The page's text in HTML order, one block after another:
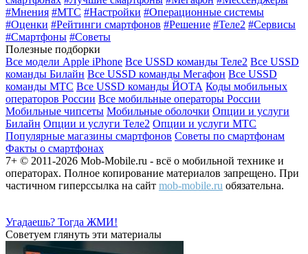
#Мнения #МТС #Настройки #Операционные системы
#Оценки #Рейтинги смартфонов #Решение #Теле2 #Сервисы
#Смартфоны #Советы
Полезные подборки
Все модели Apple iPhone Все USSD команды Теле2 Все USSD
команды Билайн Все USSD команды Мегафон Все USSD
команды МТС Все USSD команды ЙОТА Коды мобильных
операторов России Все мобильные операторы России
Мобильные чипсеты Мобильные оболочки Опции и услуги
Билайн Опции и услуги Теле2 Опции и услуги МТС
Популярные магазины смартфонов Советы по смартфонам
Факты о смартфонах
7+ © 2011-2026 Mob-Mobile.ru - всё о мобильной технике и
операторах. Полное копирование материалов запрещено. При
частичном гиперссылка на сайт mob-mobile.ru обязательна.
Угадаешь? Тогда ЖМИ!
Советуем глянуть эти материалы